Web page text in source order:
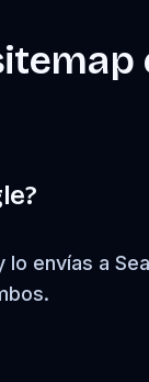
envías a